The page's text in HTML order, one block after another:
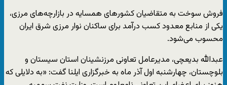
فروش سوخت به متقاضیان کشورهای همسایه در بازارچه‌های مرزی،
یکی از منابع معدود کسب درآمد برای ساکنان نوار مرزی شرق ایران
محسوب می‌شود.
عبدالله بدیعچی، مدیرعامل تعاونی مرزنشینان استان سیستان و
بلوچستان، چهارشنبه اول آذر ماه به خبرگزاری ایلنا گفت: «به دلایلی که